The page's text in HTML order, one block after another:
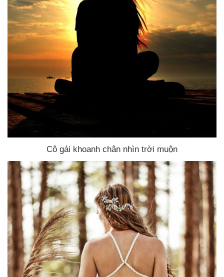
Cô gái khoanh chân nhìn trời muộn